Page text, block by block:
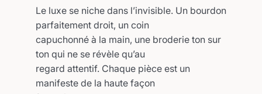
Le luxe se niche dans l’invisible. Un bourdon
parfaitement droit, un coin
capuchonné à la main, une broderie ton sur
ton qui ne se révèle qu’au
regard attentif. Chaque pièce est un
manifeste de la haute façon